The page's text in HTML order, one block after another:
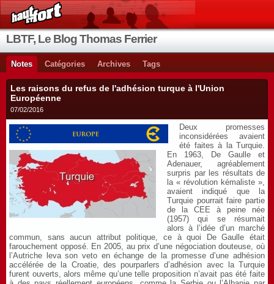
LBTF, Le Blog Thomas Ferrier
Notes Catégories Archives Tags
Les raisons du refus de l'adhésion turque à l'Union
Européenne
07/02/2016
Deux promesses
inconsidérées avaient
été faites à la Turquie.
En 1963, De Gaulle et
Adenauer, agréablement
surpris par les résultats de
la « révolution kémaliste »,
avaient indiqué que la
Turquie pourrait faire partie
de la CEE à peine née
(1957) qui se résumait
alors à l’idée d’un marché
commun, sans aucun attribut politique, ce à quoi De Gaulle était
farouchement opposé. En 2005, au prix d’une négociation douteuse, où
l’Autriche leva son veto en échange de la promesse d’une adhésion
accélérée de la Croatie, des pourparlers d’adhésion avec la Turquie
furent ouverts, alors même qu’une telle proposition n’avait pas été faite